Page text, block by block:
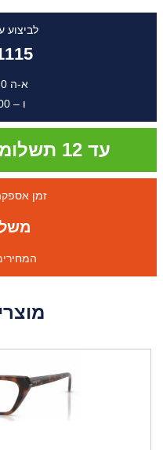
לביצוע
א-ה 08:30-19:30
ו – 08:30-14:00
עד 12 תשלומים ללא ריבית
זמן אספקה: 3-15 ימים
המחירים